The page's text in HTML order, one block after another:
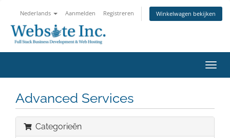
Nederlands Aanmelden Registreren Winkelwagen bekijken
in-/
Advanced Services
Categorieën